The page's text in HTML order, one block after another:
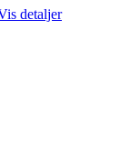
detaljer